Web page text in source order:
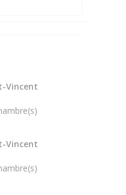
Vincent
Vincent